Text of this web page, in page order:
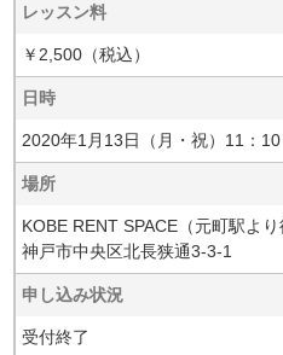
レッスン料
￥2,500（税込）
日時
2020年1月13日（月・祝）11：
場所
KOBE RENT SPACE（元町駅より
神戸市中央区北長狭通3-3-1
申し込み状況
受付終了